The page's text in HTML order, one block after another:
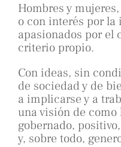
Hombres y
o con interés por la
apasionados por el
criterio propio.
Con ideas, sin
de sociedad y de
a implicarse y a
una visión de
gobernado,
y, sobre todo,